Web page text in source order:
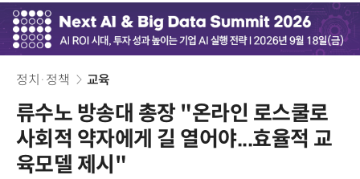
정치·정책 교육
류수노 방송대 총장 "온라인 로스쿨로
사회적 약자에게 길 열어야...효율적 교
육모델 제시"